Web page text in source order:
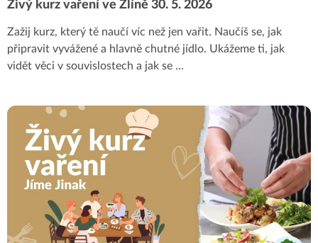
Živý kurz vaření ve Zlíně 30. 5. 2026
Zažij kurz, který tě naučí víc než jen vařit. Naučíš se, jak
připravit vyvážené a hlavně chutné jídlo. Ukážeme ti, jak
vidět věci v souvislostech a jak se ...